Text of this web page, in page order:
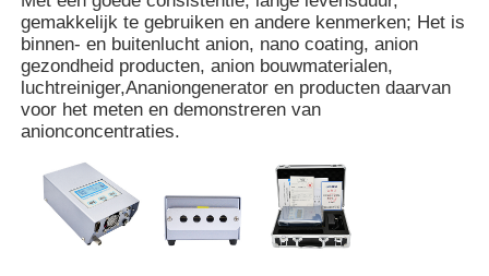
gemakkelijk te gebruiken en andere kenmerken; Het is
binnen- en buitenlucht anion, nano coating, anion
gezondheid producten, anion bouwmaterialen,
luchtreiniger,Ananiongenerator en producten daarvan
voor het meten en demonstreren van
anionconcentraties.